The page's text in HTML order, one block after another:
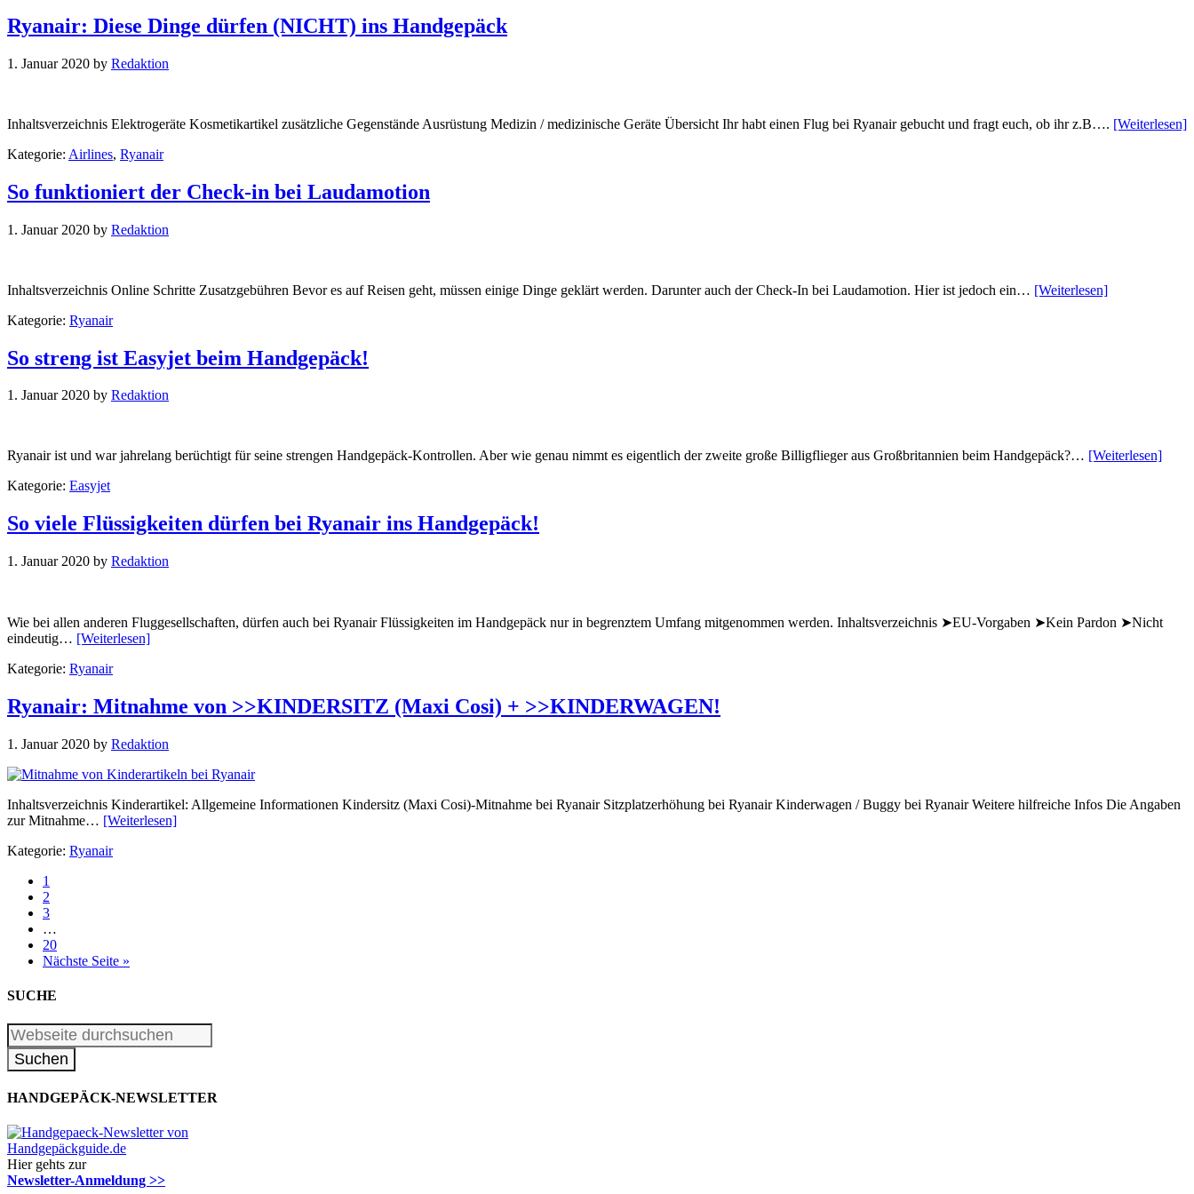
Ryanair: Diese Dinge dürfen (NICHT) ins Handgepäck
1. Januar 2020 by Redaktion
Inhaltsverzeichnis Elektrogeräte Kosmetikartikel zusätzliche Gegenstände Ausrüstung Medizin / medizinische Geräte Übersicht Ihr habt einen Flug bei Ryanair gebucht und fragt euch, ob ihr z.B…. [Weiterlesen]
Kategorie: Airlines, Ryanair
So funktioniert der Check-in bei Laudamotion
1. Januar 2020 by Redaktion
Inhaltsverzeichnis Online Schritte Zusatzgebühren Bevor es auf Reisen geht, müssen einige Dinge geklärt werden. Darunter auch der Check-In bei Laudamotion. Hier ist jedoch ein… [Weiterlesen]
Kategorie: Ryanair
So streng ist Easyjet beim Handgepäck!
1. Januar 2020 by Redaktion
Ryanair ist und war jahrelang berüchtigt für seine strengen Handgepäck-Kontrollen. Aber wie genau nimmt es eigentlich der zweite große Billigflieger aus Großbritannien beim Handgepäck?… [Weiterlesen]
Kategorie: Easyjet
So viele Flüssigkeiten dürfen bei Ryanair ins Handgepäck!
1. Januar 2020 by Redaktion
Wie bei allen anderen Fluggesellschaften, dürfen auch bei Ryanair Flüssigkeiten im Handgepäck nur in begrenztem Umfang mitgenommen werden. Inhaltsverzeichnis ➤EU-Vorgaben ➤Kein Pardon ➤Nicht
eindeutig… [Weiterlesen]
Kategorie: Ryanair
Ryanair: Mitnahme von >>KINDERSITZ (Maxi Cosi) + >>KINDERWAGEN!
1. Januar 2020 by Redaktion
Inhaltsverzeichnis Kinderartikel: Allgemeine Informationen Kindersitz (Maxi Cosi)-Mitnahme bei Ryanair Sitzplatzerhöhung bei Ryanair Kinderwagen / Buggy bei Ryanair Weitere hilfreiche Infos Die Angaben
zur Mitnahme… [Weiterlesen]
Kategorie: Ryanair
1
2
3
…
20
Nächste Seite »
SUCHE
HANDGEPÄCK-NEWSLETTER
Hier gehts zur
Newsletter-Anmeldung >>